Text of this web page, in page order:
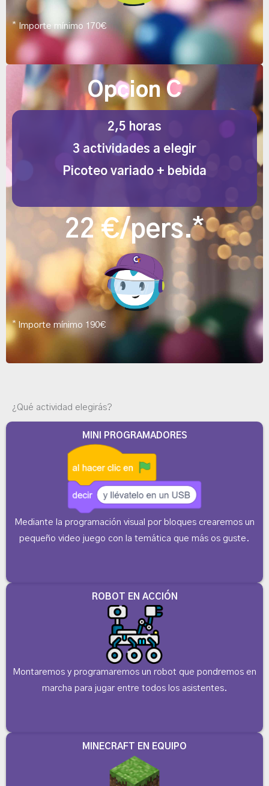
* Importe mínimo 170€
Opcion C
2,5 horas
3 actividades a elegir
Picoteo variado + bebida
22 €/pers.*
* Importe mínimo 190€
¿Qué actividad elegirás?
MINI PROGRAMADORES
Mediante la programación visual por bloques crearemos un
pequeño video juego con la temática que más os guste.
ROBOT EN ACCIÓN
Montaremos y programaremos un robot que pondremos en
marcha para jugar entre todos los asistentes.
MINECRAFT EN EQUIPO